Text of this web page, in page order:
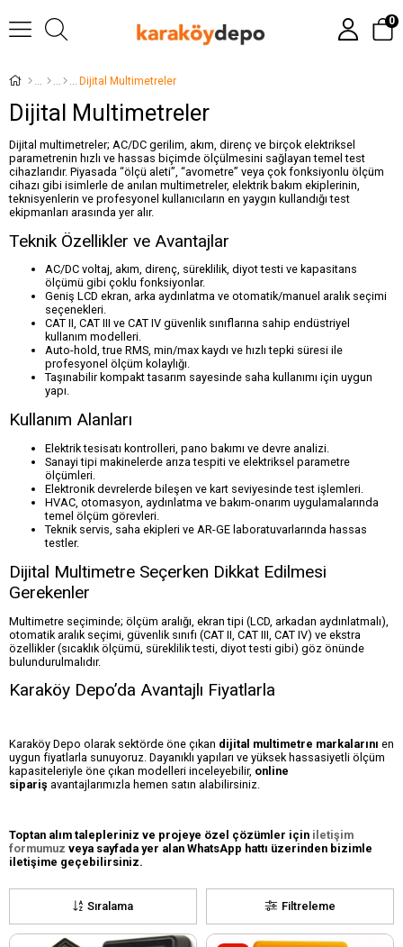
0
Dijital Multimetreler
Dijital Multimetreler
Dijital multimetreler; AC/DC gerilim, akım, direnç ve birçok elektriksel
parametrenin hızlı ve hassas biçimde ölçülmesini sağlayan temel test
cihazlarıdır. Piyasada “ölçü aleti”, “avometre” veya çok fonksiyonlu ölçüm
cihazı gibi isimlerle de anılan multimetreler, elektrik bakım ekiplerinin,
teknisyenlerin ve profesyonel kullanıcıların en yaygın kullandığı test
ekipmanları arasında yer alır.
Teknik Özellikler ve Avantajlar
AC/DC voltaj, akım, direnç, süreklilik, diyot testi ve kapasitans
ölçümü gibi çoklu fonksiyonlar.
Geniş LCD ekran, arka aydınlatma ve otomatik/manuel aralık seçimi
seçenekleri.
CAT II, CAT III ve CAT IV güvenlik sınıflarına sahip endüstriyel
kullanım modelleri.
Auto-hold, true RMS, min/max kaydı ve hızlı tepki süresi ile
profesyonel ölçüm kolaylığı.
Taşınabilir kompakt tasarım sayesinde saha kullanımı için uygun
yapı.
Kullanım Alanları
Elektrik tesisatı kontrolleri, pano bakımı ve devre analizi.
Sanayi tipi makinelerde arıza tespiti ve elektriksel parametre
ölçümleri.
Elektronik devrelerde bileşen ve kart seviyesinde test işlemleri.
HVAC, otomasyon, aydınlatma ve bakım-onarım uygulamalarında
temel ölçüm görevleri.
Teknik servis, saha ekipleri ve AR-GE laboratuvarlarında hassas
testler.
Dijital Multimetre Seçerken Dikkat Edilmesi
Gerekenler
Multimetre seçiminde; ölçüm aralığı, ekran tipi (LCD, arkadan aydınlatmalı),
otomatik aralık seçimi, güvenlik sınıfı (CAT II, CAT III, CAT IV) ve ekstra
özellikler (sıcaklık ölçümü, süreklilik testi, diyot testi gibi) göz önünde
bulundurulmalıdır.
Karaköy Depo’da Avantajlı Fiyatlarla
Karaköy Depo olarak sektörde öne çıkan dijital multimetre markalarını en
uygun fiyatlarla sunuyoruz. Dayanıklı yapıları ve yüksek hassasiyetli ölçüm
kapasiteleriyle öne çıkan modelleri inceleyebilir, online
sipariş avantajlarımızla hemen satın alabilirsiniz.
Toptan alım talepleriniz ve projeye özel çözümler için iletişim
formumuz veya sayfada yer alan WhatsApp hattı üzerinden bizimle
iletişime geçebilirsiniz.
Filtreleme
Sıralama